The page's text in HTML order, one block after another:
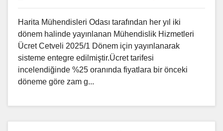
Harita Mühendisleri Odası tarafından her yıl iki
dönem halinde yayınlanan Mühendislik Hizmetleri
Ücret Cetveli 2025/1 Dönem için yayınlanarak
sisteme entegre edilmiştir.Ücret tarifesi
incelendiğinde %25 oranında fiyatlara bir önceki
döneme göre zam g...